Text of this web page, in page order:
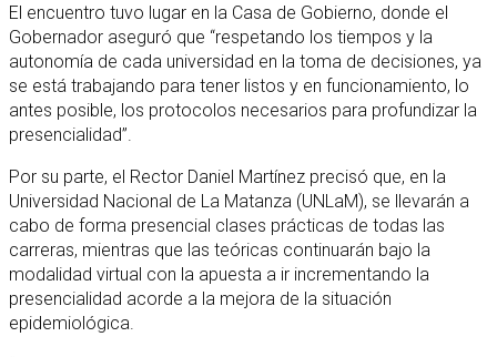
El encuentro tuvo lugar en la Casa de Gobierno, donde el
Gobernador aseguró que “respetando los tiempos y la
autonomía de cada universidad en la toma de decisiones, ya
se está trabajando para tener listos y en funcionamiento, lo
antes posible, los protocolos necesarios para profundizar la
presencialidad”.
Por su parte, el Rector Daniel Martínez precisó que, en la
Universidad Nacional de La Matanza (UNLaM), se llevarán a
cabo de forma presencial clases prácticas de todas las
carreras, mientras que las teóricas continuarán bajo la
modalidad virtual con la apuesta a ir incrementando la
presencialidad acorde a la mejora de la situación
epidemiológica.